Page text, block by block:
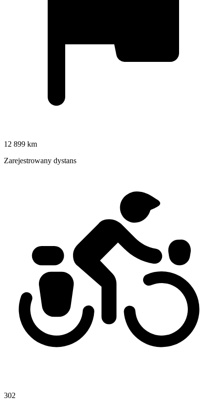
12 899 km
Zarejestrowany dystans
302